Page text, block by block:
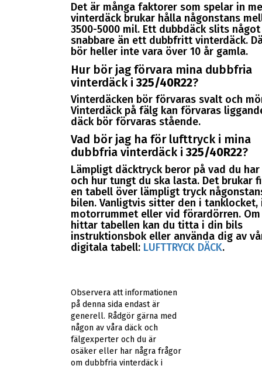
Det är många faktorer som spelar in
vinterdäck brukar hålla någonstans
3500-5000 mil. Ett dubbdäck slits något
snabbare än ett dubbfritt vinterdäck.
bör heller inte vara över 10 år gamla.
Hur bör jag förvara mina dubbfria
vinterdäck i325/40R22?
Vinterdäcken bör förvaras svalt och
Vinterdäck på fälg kan förvaras
däck bör förvaras stående.
Vad bör jag ha för lufttryck i mina
dubbfria vinterdäck i325/40R22?
Lämpligt däcktryck beror på vad du
och hur tungt du ska lasta. Det brukar
en tabell över lämpligt tryck
bilen. Vanligtvis sitter den i tanklocket,
motorrummet eller vid förardörren.
hittar tabellen kan du titta i din bils
instruktionsbok eller använda dig av
digitala tabell: LUFTTRYCK DÄCK.
Observera att informationen
på denna sida endast är
generell. Rådgör gärna med
någon av våra däck och
fälgexperter och du är
osäker eller har några frågor
om dubbfria vinterdäck i